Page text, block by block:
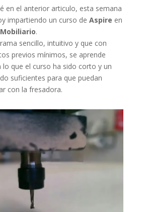
en el anterior articulo, esta semana
impartiendo un curso de Aspire en
.
sencillo, intuitivo y que con
previos mínimos, se aprende
lo que el curso ha sido corto y un
suficientes para que puedan
con la fresadora.